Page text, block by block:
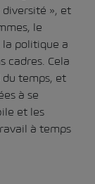
diversité », et
le
la politique a
cadres. Cela
temps, et
à se
et les
à temps